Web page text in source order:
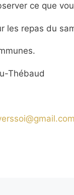
ce que
les repas du
Thébaud